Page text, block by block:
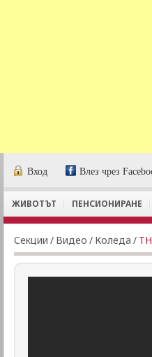
Вход Влез чрез
ЖИВОТЪТ ПЕНСИОНИРАНЕ
Секции / Видеo / Коледа /